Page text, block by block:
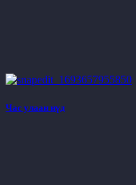
Час улаан нүд